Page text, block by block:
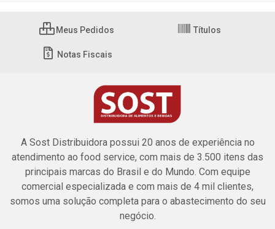
Meus Pedidos Títulos
Notas Fiscais
A Sost Distribuidora possui 20 anos de experiência no
atendimento ao food service, com mais de 3.500 itens das
principais marcas do Brasil e do Mundo. Com equipe
comercial especializada e com mais de 4 mil clientes,
somos uma solução completa para o abastecimento do seu
negócio.